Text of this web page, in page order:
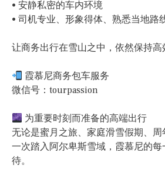
• 安静私密的车内环境
• 司机专业、形象得体、熟悉当地路
让商务出行在雪山之中，依然保持高
霞慕尼商务包车服务
微信号：tourpassion
为重要时刻而准备的高端出行
无论是蜜月之旅、家庭滑雪假期、
一次踏入阿尔卑斯雪域，霞慕尼的
待。